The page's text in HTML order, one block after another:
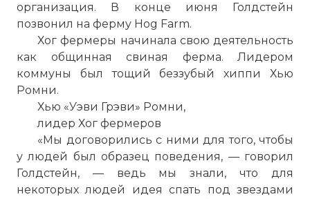
организация. В конце июня Голдстейн
позвонил на ферму Hog Farm.
Хог фермеры начинала свою деятельность
как общинная свиная ферма. Лидером
коммуны был тощий беззубый хиппи Хью
Ромни.
Хью «Уэви Грэви» Ромни,
лидер Хог фермеров
«Мы договорились с ними для того, чтобы
у людей был образец поведения, — говорил
Голдстейн, — ведь мы знали, что для
некоторых людей идея спать под звездами